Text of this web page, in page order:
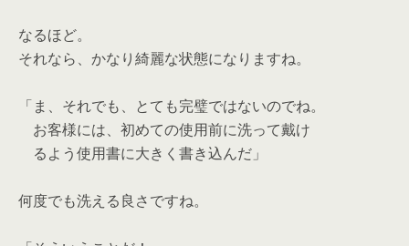
なるほど。
それなら、かなり綺麗な状態になりますね。
「ま、それでも、とても完璧ではないのでね。
お客様には、初めての使用前に洗って戴け
るよう使用書に大きく書き込んだ」
何度でも洗える良さですね。